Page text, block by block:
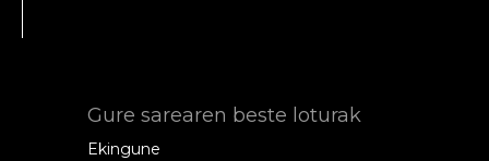
Gure sarearen beste loturak
Ekingune